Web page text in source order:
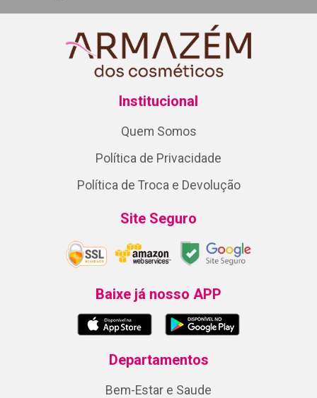
Institucional
Quem Somos
Política de Privacidade
Política de Troca e Devolução
Site Seguro
Baixe já nosso APP
Departamentos
Bem-Estar e Saude